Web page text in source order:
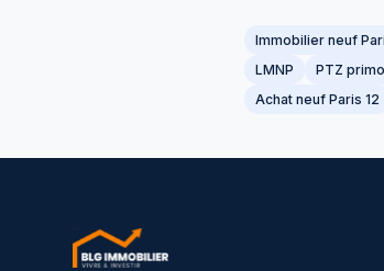
Immobilier neuf
LMNP
PTZ
Achat neuf Paris 12